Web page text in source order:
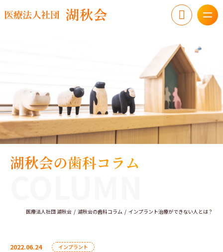
湖秋会の歯科コラム
医療法人社団 湖秋会 湖秋会の歯科コラム インプラント治療ができない人とは？
2022.06.24 インプラント